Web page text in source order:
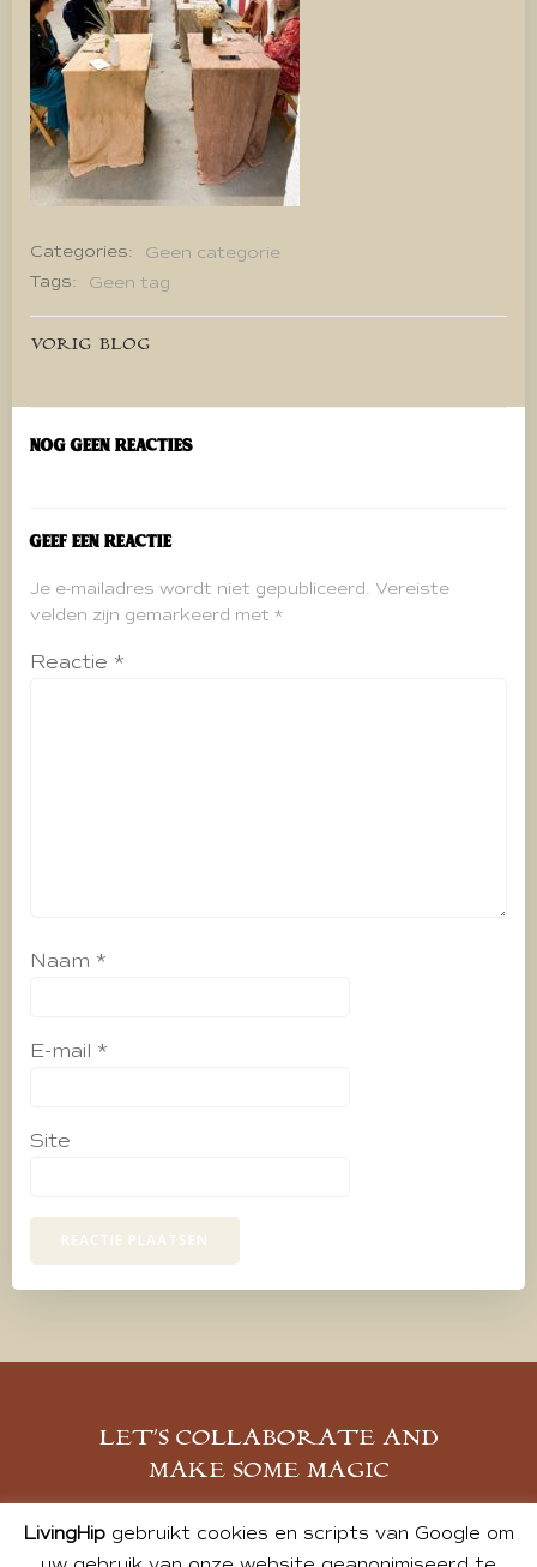
Categories:
Geen categorie
Tags:
Geen tag
Bericht
navigatie
VORIG BLOG
Nog geen reacties
Geef een reactie
Je e-mailadres wordt niet gepubliceerd. Vereiste
velden zijn gemarkeerd met *
Reactie *
Naam *
E-mail *
Site
LET’S COLLABORATE AND
MAKE SOME MAGIC
MELD JE AAN
LivingHipgebruikt cookies en scripts van Google om